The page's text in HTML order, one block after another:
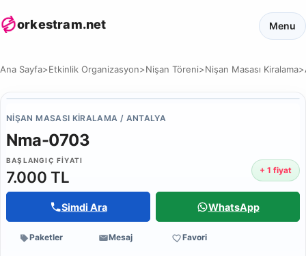
orkestram.net Menu
Ana Sayfa>Etkinlik Organizasyon>Nişan Töreni>Nişan Masası Kiralama>
NIŞAN MASASI KIRALAMA / ANTALYA
Nma-0703
BAŞLANGIÇ FIYATI
7.000 TL + 1 fiyat
Simdi Ara WhatsApp
Paketler Mesaj Favori